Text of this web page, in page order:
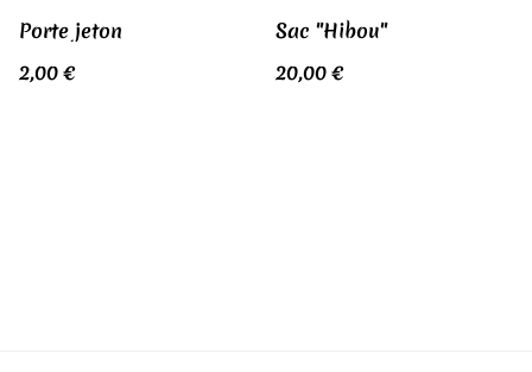
Porte jeton
2,00 €
Sac "Hibou"
20,00 €